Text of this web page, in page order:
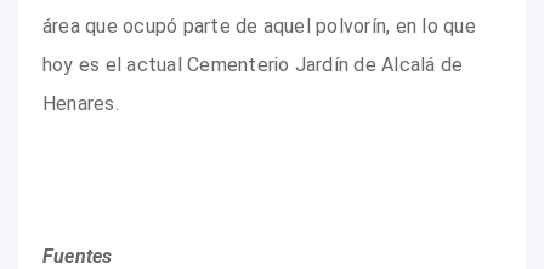
área que ocupó parte de aquel polvorín, en lo que
hoy es el actual Cementerio Jardín de Alcalá de
Henares.
Fuentes